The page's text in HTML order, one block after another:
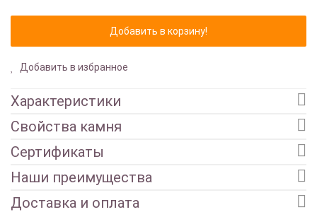
Добавить в избранное
Характеристики
Свойства камня
Сертификаты
Наши преимущества
Доставка и оплата